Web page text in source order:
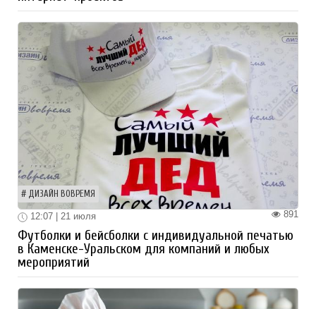
ДИЗАЙН ВОВРЕМЯ
891
12:07 | 21 июля
Футболки и бейсболки с индивидуальной печатью
в Каменске-Уральском для компаний и любых
мероприятий